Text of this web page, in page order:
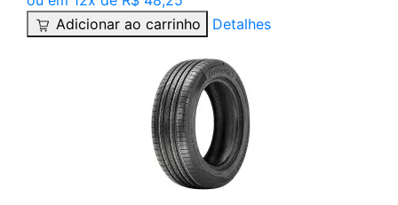
Adicionar ao carrinho
Detalhes